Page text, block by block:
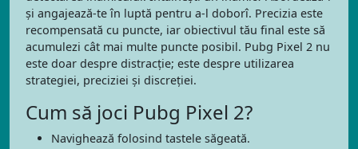
și angajează-te în luptă pentru a-l doborî. Precizia este
recompensată cu puncte, iar obiectivul tău final este să
acumulezi cât mai multe puncte posibil. Pubg Pixel 2 nu
este doar despre distracție; este despre utilizarea
strategiei, preciziei și discreției.
Cum să joci Pubg Pixel 2?
Navighează folosind tastele săgeată.